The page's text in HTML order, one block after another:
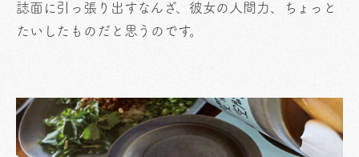
誌面に引っ張り出すなんざ、彼女の人間力、ちょっと
たいしたものだと思うのです。